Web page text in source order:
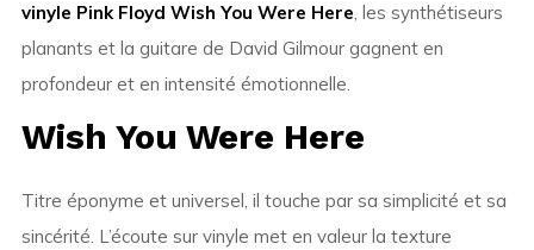
vinyle Pink Floyd Wish You Were Here, les synthétiseurs
planants et la guitare de David Gilmour gagnent en
profondeur et en intensité émotionnelle.
Wish You Were Here
Titre éponyme et universel, il touche par sa simplicité et sa
sincérité. L’écoute sur vinyle met en valeur la texture